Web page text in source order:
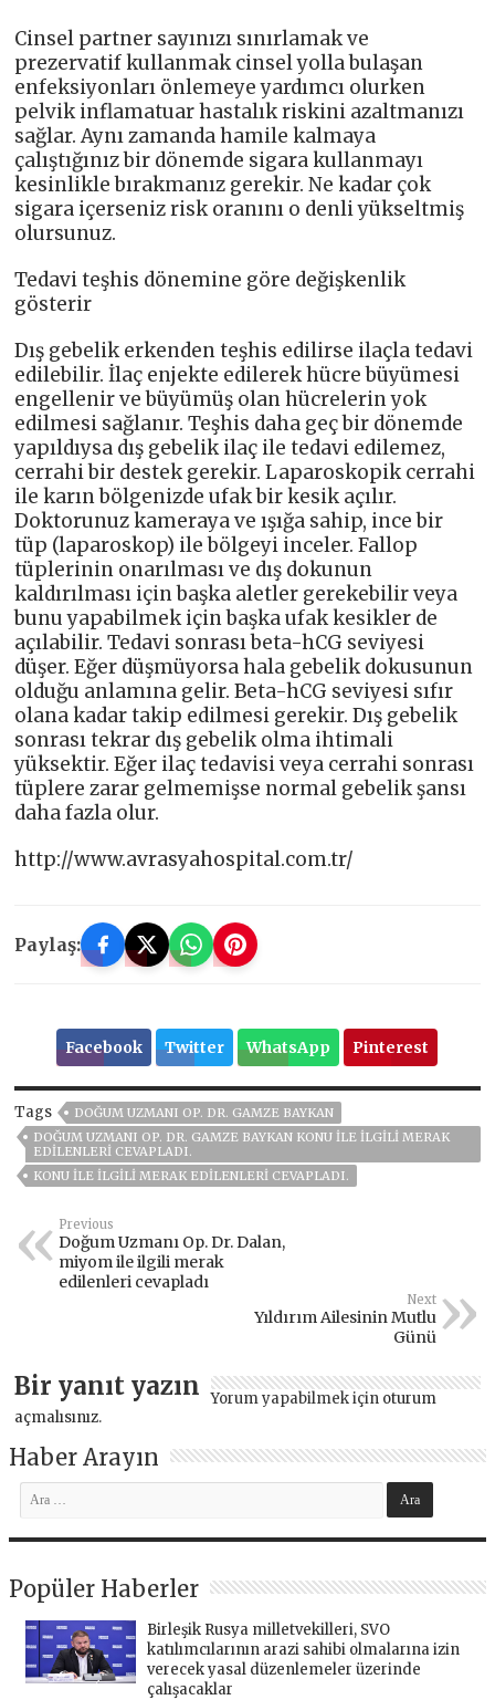
Cinsel partner sayınızı sınırlamak ve
prezervatif kullanmak cinsel yolla bulaşan
enfeksiyonları önlemeye yardımcı olurken
pelvik inflamatuar hastalık riskini azaltmanızı
sağlar. Aynı zamanda hamile kalmaya
çalıştığınız bir dönemde sigara kullanmayı
kesinlikle bırakmanız gerekir. Ne kadar çok
sigara içerseniz risk oranını o denli yükseltmiş
olursunuz.
Tedavi teşhis dönemine göre değişkenlik
gösterir
Dış gebelik erkenden teşhis edilirse ilaçla tedavi
edilebilir. İlaç enjekte edilerek hücre büyümesi
engellenir ve büyümüş olan hücrelerin yok
edilmesi sağlanır. Teşhis daha geç bir dönemde
yapıldıysa dış gebelik ilaç ile tedavi edilemez,
cerrahi bir destek gerekir. Laparoskopik cerrahi
ile karın bölgenizde ufak bir kesik açılır.
Doktorunuz kameraya ve ışığa sahip, ince bir
tüp (laparoskop) ile bölgeyi inceler. Fallop
tüplerinin onarılması ve dış dokunun
kaldırılması için başka aletler gerekebilir veya
bunu yapabilmek için başka ufak kesikler de
açılabilir. Tedavi sonrası beta-hCG seviyesi
düşer. Eğer düşmüyorsa hala gebelik dokusunun
olduğu anlamına gelir. Beta-hCG seviyesi sıfır
olana kadar takip edilmesi gerekir. Dış gebelik
sonrası tekrar dış gebelik olma ihtimali
yüksektir. Eğer ilaç tedavisi veya cerrahi sonrası
tüplere zarar gelmemişse normal gebelik şansı
daha fazla olur.
http://www.avrasyahospital.com.tr/
Paylaş:
Facebook Twitter WhatsApp Pinterest
Tags
DOĞUM UZMANI OP. DR. GAMZE BAYKAN
DOĞUM UZMANI OP. DR. GAMZE BAYKAN KONU ILE ILGILI MERAK
EDILENLERI CEVAPLADI.
KONU ILE ILGILI MERAK EDILENLERI CEVAPLADI.
Previous
Doğum Uzmanı Op. Dr. Dalan,
miyom ile ilgili merak
edilenleri cevapladı
Next
Yıldırım Ailesinin Mutlu
Günü
Bir yanıt yazın Yorum yapabilmek için oturum
açmalısınız.
Haber Arayın
Popüler Haberler
Birleşik Rusya milletvekilleri, SVO
katılımcılarının arazi sahibi olmalarına izin
verecek yasal düzenlemeler üzerinde
çalışacaklar